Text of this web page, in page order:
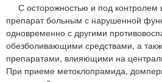
С осторожностью и под контролем
препарат больным с нарушенной
одновременно с другими
обезболивающими средствами, а
препаратами, влияющими на
При приеме метоклопрамида,